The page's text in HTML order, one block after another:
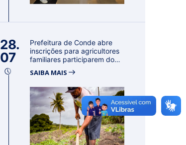
28.
07
Prefeitura de Conde abre
inscrições para agricultores
familiares participarem do
SAIBA MAIS